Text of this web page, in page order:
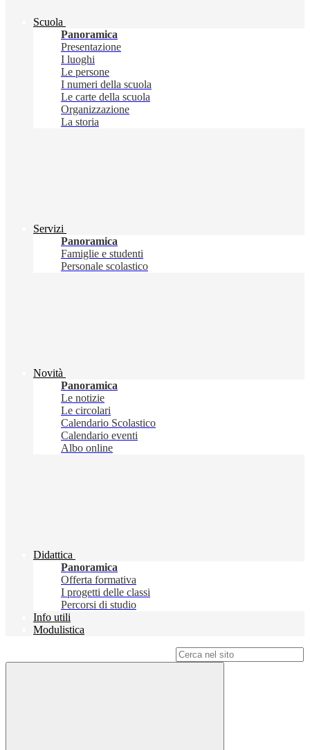
Scuola
Panoramica
Presentazione
I luoghi
Le persone
I numeri della scuola
Le carte della scuola
Organizzazione
La storia
Servizi
Panoramica
Famiglie e studenti
Personale scolastico
Novità
Panoramica
Le notizie
Le circolari
Calendario Scolastico
Calendario eventi
Albo online
Didattica
Panoramica
Offerta formativa
I progetti delle classi
Percorsi di studio
Info utili
Modulistica